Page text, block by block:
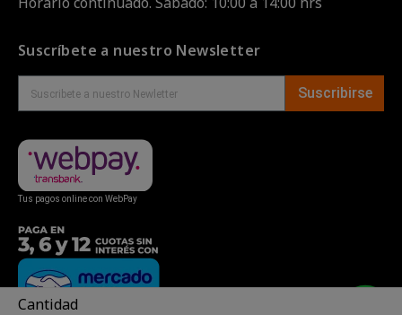
Cantidad
Suscríbete a nuestro Newsletter
Suscribirse
Tus pagos online con WebPay